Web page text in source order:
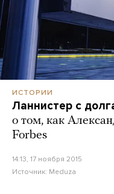
ИСТОРИИ
Ланнистер с
о том, как
Forbes
14:13, 17 ноября 2015
Источник: Meduza